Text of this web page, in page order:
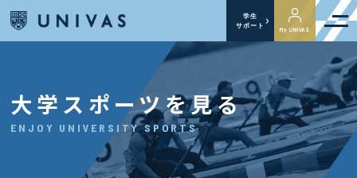
学生
サポート
My UNIVAS
大学スポーツを見る
ENJOY UNIVERSITY SPORTS